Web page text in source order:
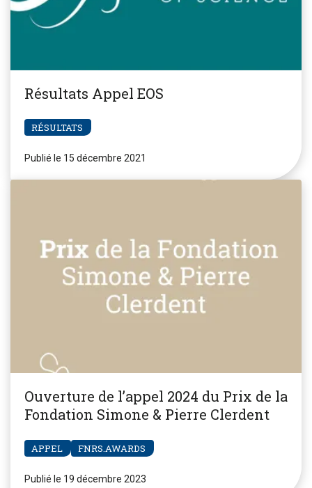
Résultats Appel EOS
RÉSULTATS
Publié le 15 décembre 2021
Ouverture de l’appel 2024 du Prix de la
Fondation Simone & Pierre Clerdent
APPEL FNRS.AWARDS
Publié le 19 décembre 2023